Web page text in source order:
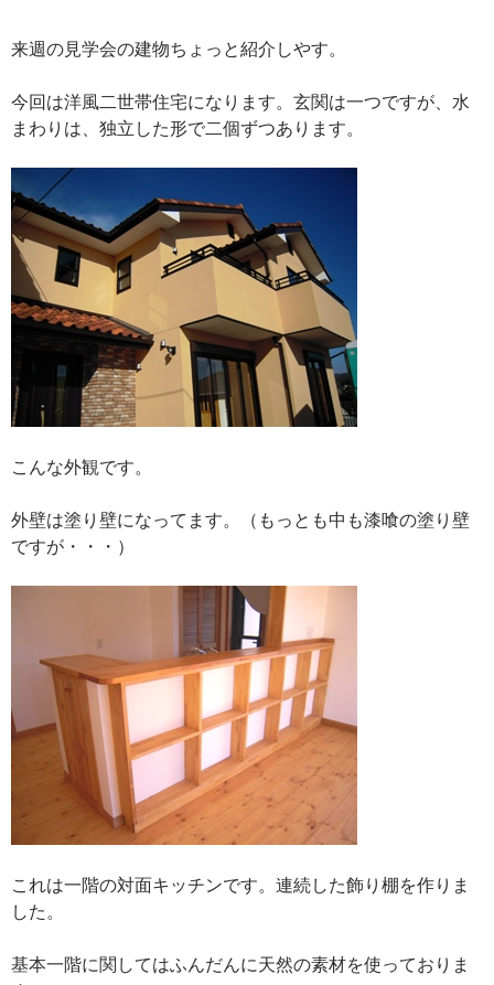
来週の見学会の建物ちょっと紹介しやす。
今回は洋風二世帯住宅になります。玄関は一つですが、水
まわりは、独立した形で二個ずつあります。
こんな外観です。
外壁は塗り壁になってます。（もっとも中も漆喰の塗り壁
ですが・・・）
これは一階の対面キッチンです。連続した飾り棚を作りま
した。
基本一階に関してはふんだんに天然の素材を使っておりま